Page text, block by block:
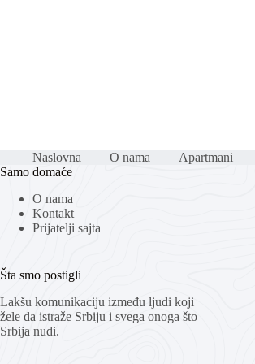
Naslovna O nama Apartmani
Samo domaće
O nama
Kontakt
Prijatelji sajta
Šta smo postigli
Lakšu komunikaciju između ljudi koji
žele da istraže Srbiju i svega onoga što
Srbija nudi.